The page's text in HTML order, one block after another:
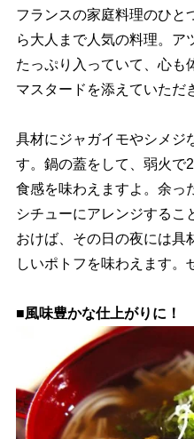
フランスの家庭料理のひと
ら大人まで人気の料理。ア
たっぷり入っていて、心も
マスタードを添えていただ
具材にジャガイモやシメジ
す。鍋の蓋をして、弱火で
食感を味わえますよ。余
シチューにアレンジするこ
おけば、その日の夜には具
しいポトフを味わえます。
■風味豊かな仕上がりに！